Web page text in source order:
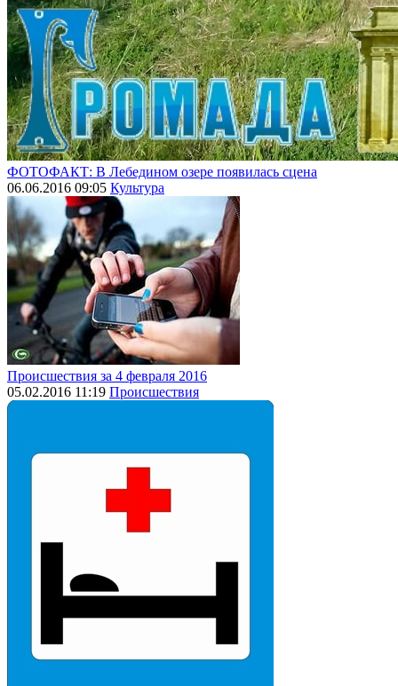
ФОТОФАКТ: В Лебедином озере появилась сцена
06.06.2016 09:05 Культура
Происшествия за 4 февраля 2016
05.02.2016 11:19 Происшествия